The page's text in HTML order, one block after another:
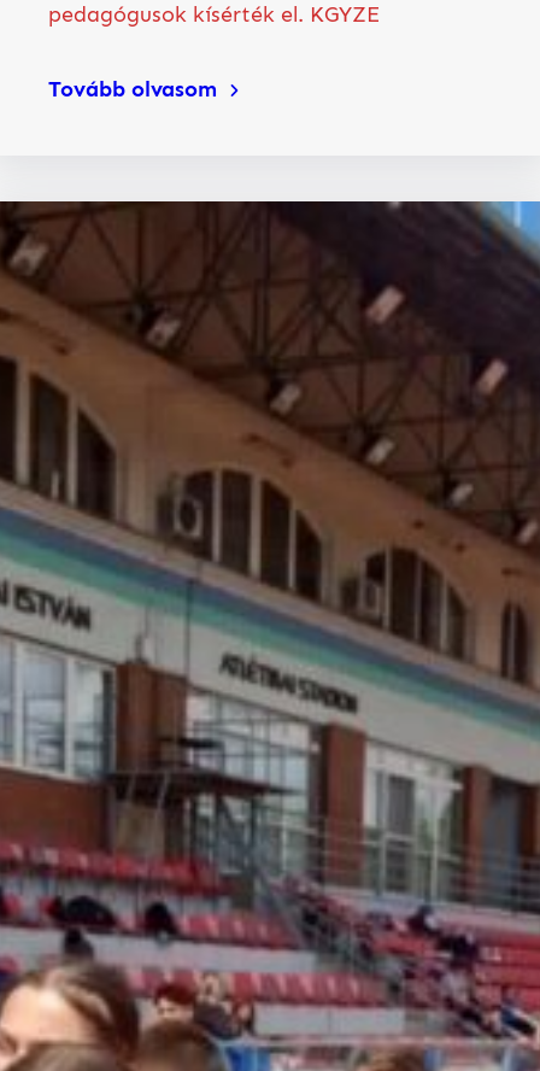
pedagógusok kísérték el. KGYZE
Tovább olvasom